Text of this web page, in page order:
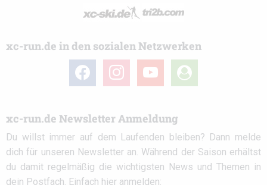
xc-run.de in den sozialen Netzwerken
facebook instagramyoutube
user-
circle
xc-run.de Newsletter Anmeldung
Du willst immer auf dem Laufenden bleiben? Dann melde
dich für unseren Newsletter an. Während der Saison erhältst
du damit regelmäßig die wichtigsten News und Themen in
dein Postfach. Einfach hier anmelden: